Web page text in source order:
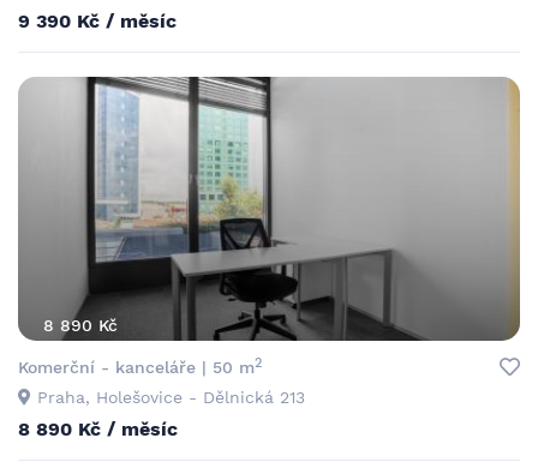
9 390 Kč / měsíc
8 890 Kč
Komerční - kanceláře | 50 m2
Praha, Holešovice - Dělnická 213
8 890 Kč / měsíc